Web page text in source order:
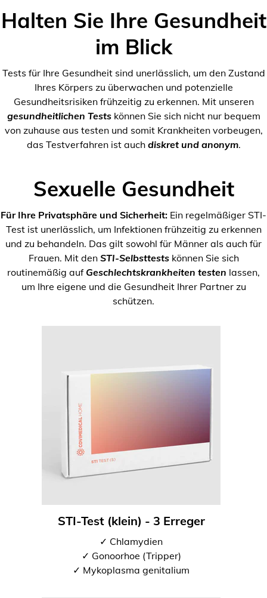
Halten Sie Ihre Gesundheit
im Blick
Tests für Ihre Gesundheit sind unerlässlich, um den Zustand
Ihres Körpers zu überwachen und potenzielle
Gesundheitsrisiken frühzeitig zu erkennen. Mit unseren
gesundheitlichen Testskönnen Sie sich nicht nur bequem
von zuhause aus testen und somit Krankheiten vorbeugen,
das Testverfahren ist auch diskret und anonym.
Sexuelle Gesundheit
Für Ihre Privatsphäre und Sicherheit: Ein regelmäßiger STI-
Test ist unerlässlich, um Infektionen frühzeitig zu erkennen
und zu behandeln. Das gilt sowohl für Männer als auch für
Frauen. Mit den STI-Selbsttestskönnen Sie sich
routinemäßig auf Geschlechtskrankheiten testen lassen,
um Ihre eigene und die Gesundheit Ihrer Partner zu
schützen.
STI-Test (klein) - 3 Erreger
✓ Chlamydien
✓ Gonoorhoe (Tripper)
✓ Mykoplasma genitalium